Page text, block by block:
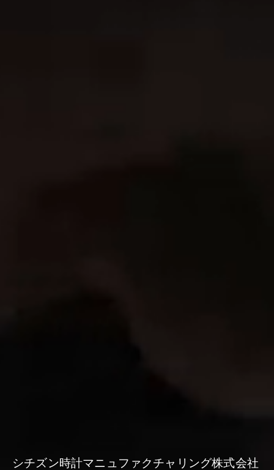
シチズン時計マニュファクチャリング株式会社